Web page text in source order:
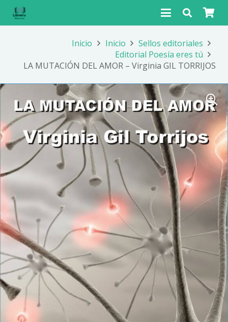
Inicio Inicio
Sellos editoriales
Editorial Poesía eres tú
LA MUTACIÓN DEL AMOR – Virginia GIL TORRIJOS